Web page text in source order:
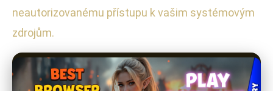
neautorizovanému přístupu k vašim systémovým
zdrojům.